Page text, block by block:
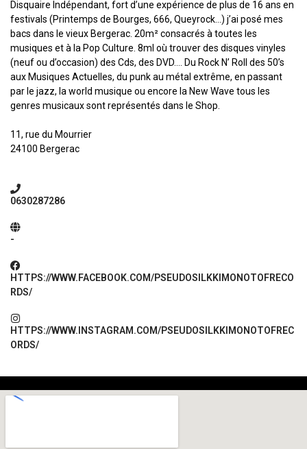
Disquaire Indépendant, fort d’une expérience de plus de 16 ans en
festivals (Printemps de Bourges, 666, Queyrock…) j’ai posé mes
bacs dans le vieux Bergerac. 20m² consacrés à toutes les
musiques et à la Pop Culture. 8ml où trouver des disques vinyles
(neuf ou d’occasion) des Cds, des DVD…. Du Rock N’ Roll des 50’s
aux Musiques Actuelles, du punk au métal extrême, en passant
par le jazz, la world musique ou encore la New Wave tous les
genres musicaux sont représentés dans le Shop.
11, rue du Mourrier
24100 Bergerac
0630287286
-
HTTPS://WWW.FACEBOOK.COM/PSEUDOSILKKIMONOTOFRECO
RDS/
HTTPS://WWW.INSTAGRAM.COM/PSEUDOSILKKIMONOTOFREC
ORDS/